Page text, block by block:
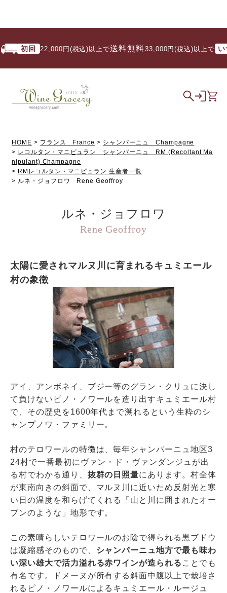
初回 22,000円(税込)以上で送料無料/ 33,000円(税込)以上で いつで
HOME フランス France
シャンパーニュ Champagne
レコルタン・マニピュラン シャンパーニュ RM (Recoltant Ma
nipulant) Champagne
RMレコルタン・マニピュラン 生産者一覧
ルネ・ジョフロワ Rene Geoffroy
ルネ・ジョフロワ
Rene Geoffroy
太陽に愛されマルヌ川に育まれるキュミエール
村の象徴
アイ、アンボネイ、ブジー等のグラン・クリュに決し
て負けないピノ・ノワールを造り出すキュミエール村
で、その歴史を1600年代まで溯れるという生粋のシ
ャンプノワ・ファミリー。
村のテロワールの特徴は、毎年シャンパーニュ地区3
24村で一番最初にヴァン・ド・ヴァンダンジュが出
る村でわかる通り、 抜群の日照量にあります。村全体
が東南向きの斜面で、マルヌ川に近いため反射光と寒
い日の温度を和らげてくれる「山と川に囲まれたオー
ブンのような」地形です。
この素晴らしいテロワールのお陰で得られる黒ブドウ
は凝縮感そのもので、 シャンパーニュ地方で最も味わ
い深い雄大で活力溢れる赤ワインが造られる ことでも
有名です。ドメーヌが所有する斜面中腹以上で栽培さ
れるピノ・ノワールによるキュミエール・ルージュ